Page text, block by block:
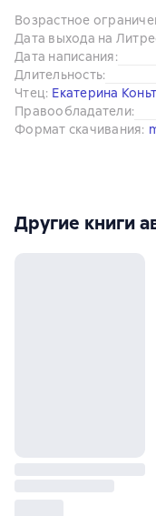
Возрастное
Дата выхода на
Дата написания:
Длительность:
Чтец: Екатерина
Правообладатели:
Формат скачивания:
Другие книги